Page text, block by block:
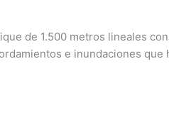
de 1.500 metros lineales
e inundaciones que